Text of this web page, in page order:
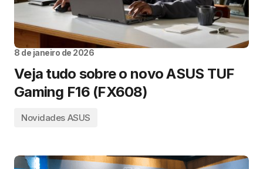
8 de janeiro de 2026
Veja tudo sobre o novo ASUS TUF
Gaming F16 (FX608)
Novidades ASUS